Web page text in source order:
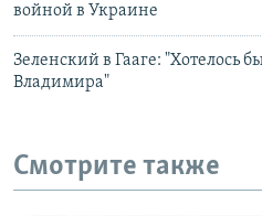
войной в Украине
Зеленский в Гааге: "Хотелось
Владимира"
Смотрите также